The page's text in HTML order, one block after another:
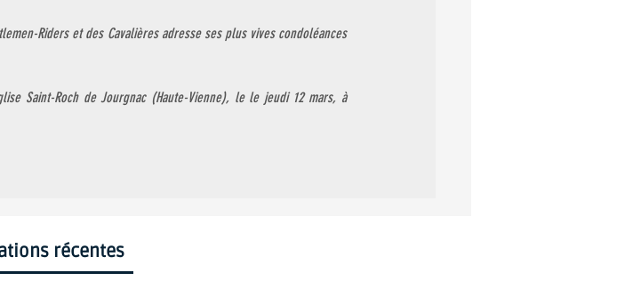
Riders et des Cavalières adresse ses plus vives condoléances
Saint-Roch de Jourgnac (Haute-Vienne), le le jeudi 12 mars, à
récentes